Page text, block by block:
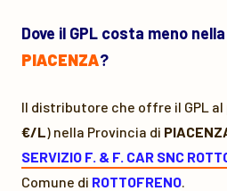
Dove il GPL costa meno
PIACENZA?
Il distributore che offre il GPL al
€/L) nella Provincia di
SERVIZIO F. & F. CAR SNC
Comune di ROTTOFRENO.